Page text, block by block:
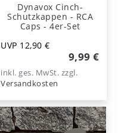
Dynavox Cinch-
Schutzkappen - RCA
Caps - 4er-Set
UVP 12,90 €
9,99 €
inkl. ges. MwSt. zzgl.
Versandkosten